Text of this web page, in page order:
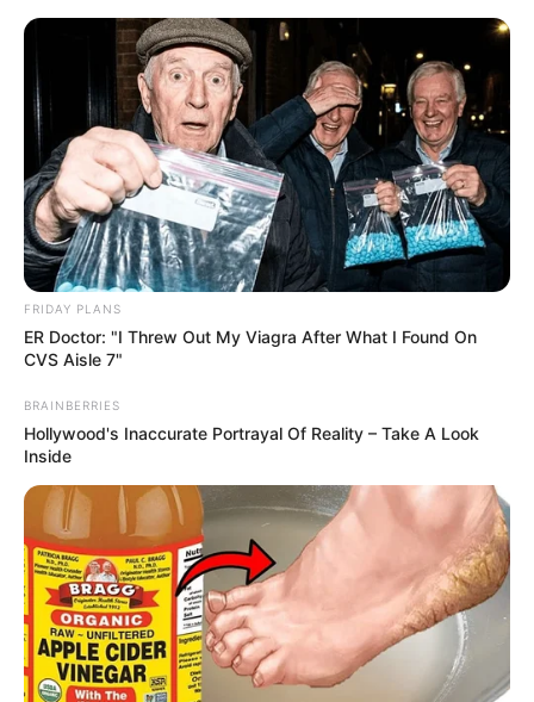
Como Fazer Porta Alfinetes em
Tecido Passo a Passo
FRIDAY PLANS
ER Doctor: "I Threw Out My Viagra After What I Found On
CVS Aisle 7"
BRAINBERRIES
Hollywood's Inaccurate Portrayal Of Reality – Take A Look
Inside